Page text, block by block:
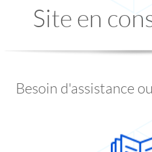
Site en
Besoin d'assistance